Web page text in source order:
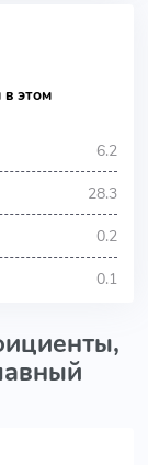
этом
6.2
28.3
0.2
0.1